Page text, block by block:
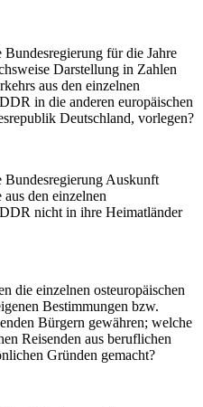
für die Jahre
Darstellung in Zahlen
aus den einzelnen
in die anderen europäischen
Deutschland, vorlegen?
Auskunft
den einzelnen
nicht in ihre Heimatländer
die einzelnen osteuropäischen
Bestimmungen bzw.
Bürgern gewähren; welche
Reisenden aus beruflichen
Gründen gemacht?